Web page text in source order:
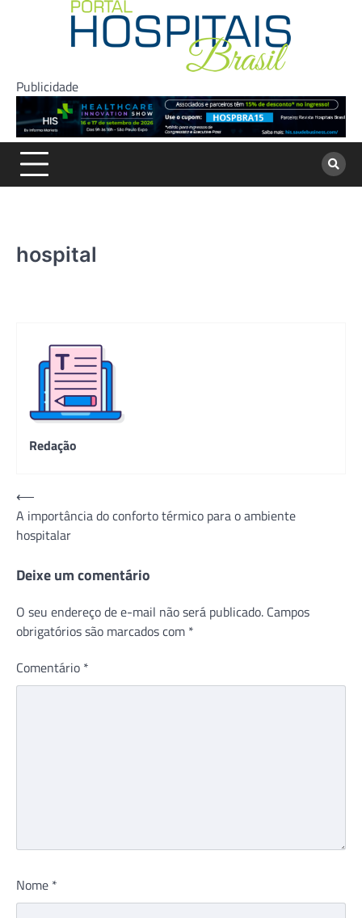
Publicidade
hospital
Redação
Navegação
de
Post
⟵
A importância do conforto térmico para o ambiente
hospitalar
Deixe um comentário
O seu endereço de e-mail não será publicado. Campos
obrigatórios são marcados com *
Comentário *
Nome *